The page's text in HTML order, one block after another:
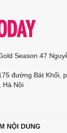
Season 47
đường Bát Khối,
Hà Nội
NỘI DUNG